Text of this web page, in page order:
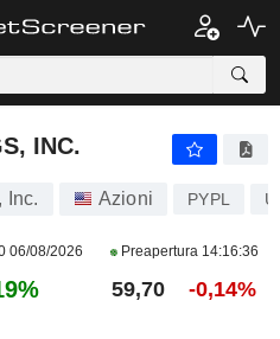
INC.
Inc. Azioni PYPL
06/08/2026 Preapertura 14:16:36
59,70 -0,14%